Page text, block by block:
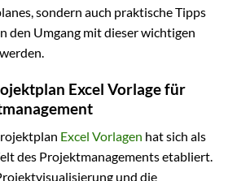
sondern auch praktische Tipps
den Umgang mit dieser wichtigen
Excel Vorlage für
Excel Vorlagen hat sich als
des Projektmanagements etabliert.
und die